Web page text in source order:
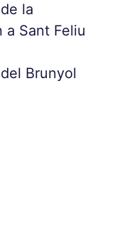
la
Sant Feliu
Brunyol